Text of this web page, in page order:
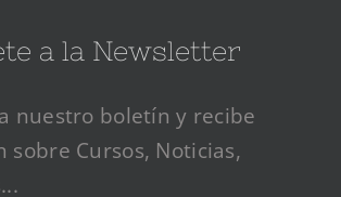
a la Newsletter
nuestro boletín y recibe
sobre Cursos, Noticias,